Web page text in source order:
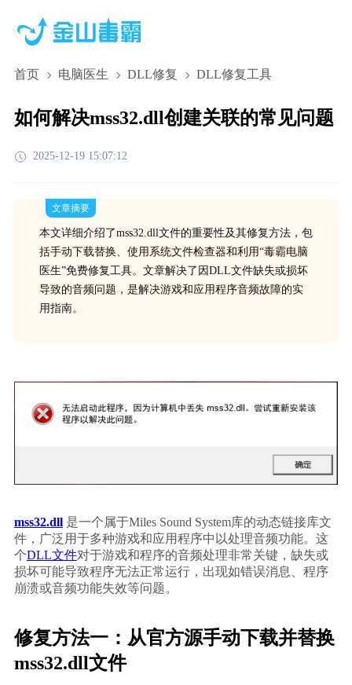
首页 电脑医生 DLL修复 DLL修复工具
如何解决mss32.dll创建关联的常见问题
2025-12-19 15:07:12
文章摘要
本文详细介绍了mss32.dll文件的重要性及其修复方法，包
括手动下载替换、使用系统文件检查器和利用“毒霸电脑
医生”免费修复工具。文章解决了因DLL文件缺失或损坏
导致的音频问题，是解决游戏和应用程序音频故障的实
用指南。
mss32.dll 是一个属于Miles Sound System库的动态链接库文
件，广泛用于多种游戏和应用程序中以处理音频功能。这
个DLL文件对于游戏和程序的音频处理非常关键，缺失或
损坏可能导致程序无法正常运行，出现如错误消息、程序
崩溃或音频功能失效等问题。
修复方法一：从官方源手动下载并替换
mss32.dll文件